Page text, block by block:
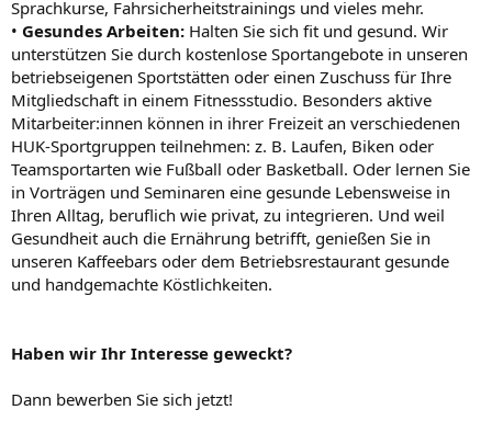
Sprachkurse, Fahrsicherheitstrainings und vieles mehr.
• Gesundes Arbeiten: Halten Sie sich fit und gesund. Wir
unterstützen Sie durch kostenlose Sportangebote in unseren
betriebseigenen Sportstätten oder einen Zuschuss für Ihre
Mitgliedschaft in einem Fitnessstudio. Besonders aktive
Mitarbeiter:innen können in ihrer Freizeit an verschiedenen
HUK-Sportgruppen teilnehmen: z. B. Laufen, Biken oder
Teamsportarten wie Fußball oder Basketball. Oder lernen Sie
in Vorträgen und Seminaren eine gesunde Lebensweise in
Ihren Alltag, beruflich wie privat, zu integrieren. Und weil
Gesundheit auch die Ernährung betrifft, genießen Sie in
unseren Kaffeebars oder dem Betriebsrestaurant gesunde
und handgemachte Köstlichkeiten.
Haben wir Ihr Interesse geweckt?
Dann bewerben Sie sich jetzt!